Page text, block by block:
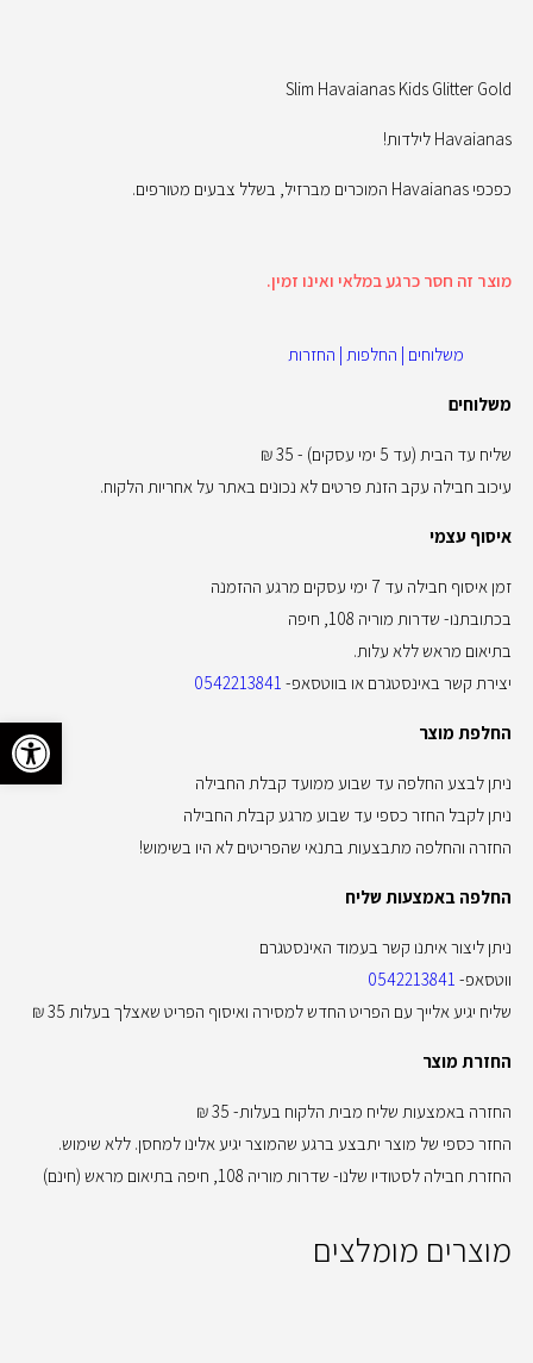
Slim Havaianas Kids Glitter Gold
Havaianas לילדות!
כפכפי Havaianas המוכרים מברזיל, בשלל צבעים מטורפים.
מוצר זה חסר כרגע במלאי ואינו זמין.
משלוחים | החלפות | החזרות
משלוחים
שליח עד הבית (עד 5 ימי עסקים) - 35 ₪
עיכוב חבילה עקב הזנת פרטים לא נכונים באתר על אחריות הלקוח.
איסוף עצמי
זמן איסוף חבילה עד 7 ימי עסקים מרגע ההזמנה
בכתובתנו- שדרות מוריה 108, חיפה
בתיאום מראש ללא עלות.
יצירת קשר באינסטגרם או בווטסאפ- 0542213841
החלפת מוצר
ניתן לבצע החלפה עד שבוע ממועד קבלת החבילה
ניתן לקבל החזר כספי עד שבוע מרגע קבלת החבילה
החזרה והחלפה מתבצעות בתנאי שהפריטים לא היו בשימוש!
החלפה באמצעות שליח
ניתן ליצור איתנו קשר בעמוד האינסטגרם
ווטסאפ- 0542213841
שליח יגיע אלייך עם הפריט החדש למסירה ואיסוף הפריט שאצלך בעלות 35 ₪
החזרת מוצר
החזרה באמצעות שליח מבית הלקוח בעלות- 35 ₪
החזר כספי של מוצר יתבצע ברגע שהמוצר יגיע אלינו למחסן. ללא שימוש.
החזרת חבילה לסטודיו שלנו- שדרות מוריה 108, חיפה בתיאום מראש (חינם)
מוצרים מומלצים
פתח